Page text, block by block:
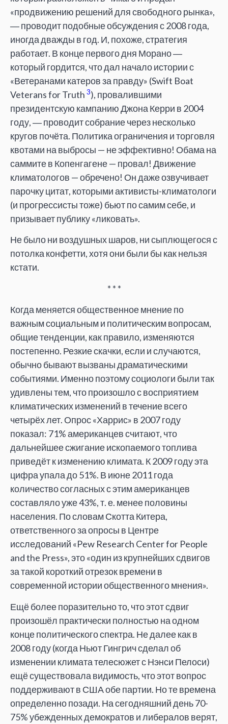
«продвижению решений для свободного рынка»,
― проводит подобные обсуждения с 2008 года,
иногда дважды в год. И, похоже, стратегия
работает. В конце первого дня Морано ―
который гордится, что дал начало истории с
«Ветеранами катеров за правду» (Swift Boat
Veterans for Truth 3), провалившими
президентскую кампанию Джона Керри в 2004
году, ― проводит собрание через несколько
кругов почёта. Политика ограничения и торговля
квотами на выбросы — не эффективно! Обама на
саммите в Копенгагене — провал! Движение
климатологов — обречено! Он даже озвучивает
парочку цитат, которыми активисты-климатологи
(и прогрессисты тоже) бьют по самим себе, и
призывает публику «ликовать».
Не было ни воздушных шаров, ни сыплющегося с
потолка конфетти, хотя они были бы как нельзя
кстати.
* * *
Когда меняется общественное мнение по
важным социальным и политическим вопросам,
общие тенденции, как правило, изменяются
постепенно. Резкие скачки, если и случаются,
обычно бывают вызваны драматическими
событиями. Именно поэтому социологи были так
удивлены тем, что произошло с восприятием
климатических изменений в течение всего
четырёх лет. Опрос «Харрис» в 2007 году
показал: 71% американцев считают, что
дальнейшее сжигание ископаемого топлива
приведёт к изменению климата. К 2009 году эта
цифра упала до 51%. В июне 2011 года
количество согласных с этим американцев
составляло уже 43%, т. е. менее половины
населения. По словам Скотта Китера,
ответственного за опросы в Центре
исследований «Pew Research Center for People
and the Press», это «один из крупнейших сдвигов
за такой короткий отрезок времени в
современной истории общественного мнения».
Ещё более поразительно то, что этот сдвиг
произошёл практически полностью на одном
конце политического спектра. Не далее как в
2008 году (когда Ньют Гингрич сделал об
изменении климата телесюжет с Нэнси Пелоси)
ещё существовала видимость, что этот вопрос
поддерживают в США обе партии. Но те времена
определенно позади. На сегодняшний день 70-
75% убежденных демократов и либералов верят,